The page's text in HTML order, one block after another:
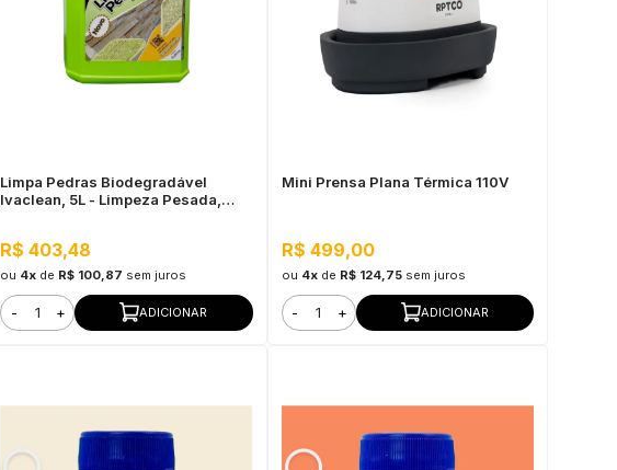
Limpa Pedras Biodegradável
Ivaclean, 5L - Limpeza Pesada,
R$ 403,48
ou 4x de R$ 100,87 sem juros
- + ADICIONAR
Mini Prensa Plana Térmica 110V
R$ 499,00
ou 4xde R$ 124,75 sem juros
- + ADICIONAR